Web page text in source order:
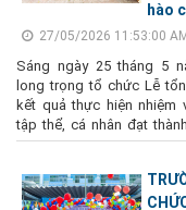
hào
27/05/2026 11:53:00 AM
Sáng ngày 25 tháng 5
long trọng tổ chức Lễ
kết quả thực hiện nhiệm
tập thể, cá nhân đạt